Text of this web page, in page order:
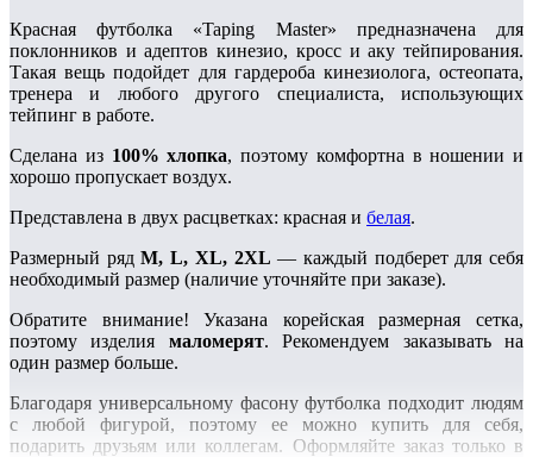
Красная футболка «Taping Master» предназначена для
поклонников и адептов кинезио, кросс и аку тейпирования.
Такая вещь подойдет для гардероба кинезиолога, остеопата,
тренера и любого другого специалиста, использующих
тейпинг в работе.
Сделана из 100% хлопка, поэтому комфортна в ношении и
хорошо пропускает воздух.
Представлена в двух расцветках: красная и белая.
Размерный рядМ, L, XL, 2XL — каждый подберет для себя
необходимый размер (наличие уточняйте при заказе).
Обратите внимание! Указана корейская размерная сетка,
поэтому изделия маломерят. Рекомендуем заказывать на
один размер больше.
Благодаря универсальному фасону футболка подходит людям
с любой фигурой, поэтому ее можно купить для себя,
подарить друзьям или коллегам. Оформляйте заказ только в